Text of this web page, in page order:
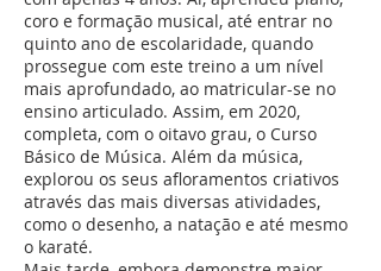
coro e formação musical, até entrar no
quinto ano de escolaridade, quando
prossegue com este treino a um nível
mais aprofundado, ao matricular-se no
ensino articulado. Assim, em 2020,
completa, com o oitavo grau, o Curso
Básico de Música. Além da música,
explorou os seus afloramentos criativos
através das mais diversas atividades,
como o desenho, a natação e até mesmo
o karaté.